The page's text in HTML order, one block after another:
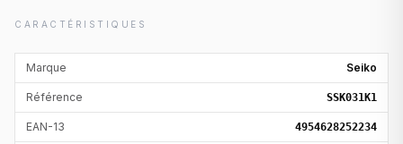
CARACTÉRISTIQUES
Marque Seiko
Référence SSK031K1
EAN-13 4954628252234